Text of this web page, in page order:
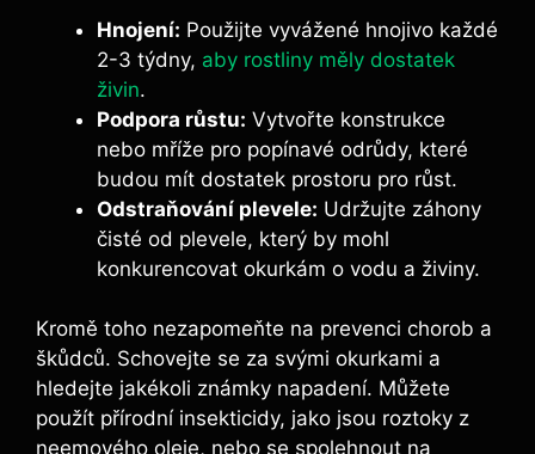
Hnojení: Použijte vyvážené hnojivo každé
2-3 týdny, aby rostliny měly dostatek
živin.
Podpora růstu: Vytvořte konstrukce
nebo mříže pro popínavé odrůdy, které
budou mít dostatek prostoru pro růst.
Odstraňování plevele: Udržujte záhony
čisté od plevele, který by mohl
konkurencovat okurkám o vodu a živiny.
Kromě toho nezapomeňte na prevenci chorob a
škůdců. Schovejte se za svými okurkami a
hledejte jakékoli známky napadení. Můžete
použít přírodní insekticidy, jako jsou roztoky z
neemového oleje, nebo se spolehnout na